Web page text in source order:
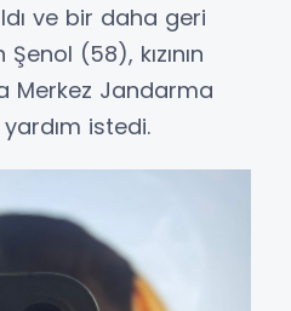
ve bir daha geri
(58), kızının
Merkez Jandarma
istedi.